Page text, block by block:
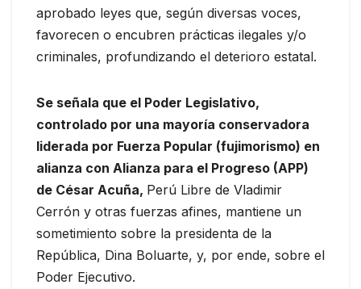
aprobado leyes que, según diversas voces,
favorecen o encubren prácticas ilegales y/o
criminales, profundizando el deterioro estatal.
Se señala que el Poder Legislativo,
controlado por una mayoría conservadora
liderada por Fuerza Popular (fujimorismo) en
alianza con Alianza para el Progreso (APP)
de César Acuña, Perú Libre de Vladimir
Cerrón y otras fuerzas afines, mantiene un
sometimiento sobre la presidenta de la
República, Dina Boluarte, y, por ende, sobre el
Poder Ejecutivo.